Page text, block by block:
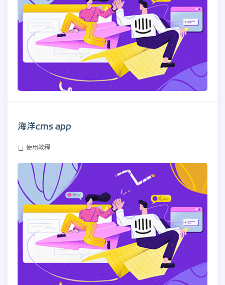
海洋cms app
使用教程